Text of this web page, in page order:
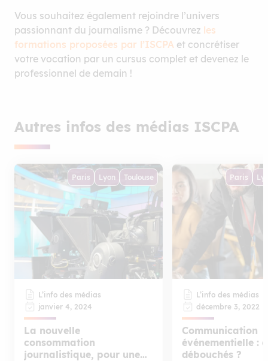
Vous souhaitez également rejoindre l’univers
passionnant du journalisme ? Découvrez les
formations proposées par l’ISCPA et concrétiser
votre vocation par un cursus complet et devenez le
professionnel de demain !
Autres infos des médias ISCPA
Paris Lyon Toulouse
L’info des médias
janvier 4, 2024
La nouvelle
consommation
journalistique, pour une
Paris
L’info des médias
décembre 3, 2022
Communication
événementielle :
débouchés ?